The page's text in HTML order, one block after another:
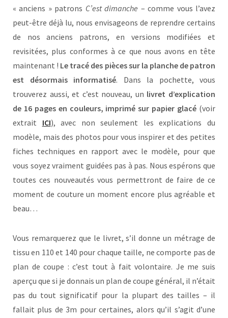
« anciens » patrons C’est dimanche – comme vous l’avez
peut-être déjà lu, nous envisageons de reprendre certains
de nos anciens patrons, en versions modifiées et
revisitées, plus conformes à ce que nous avons en tête
maintenant ! Le tracé des pièces sur la planche de patron
est désormais informatisé. Dans la pochette, vous
trouverez aussi, et c’est nouveau, un livret d’explication
de 16 pages en couleurs, imprimé sur papier glacé (voir
extrait
ICI), avec non seulement les explications du
modèle, mais des photos pour vous inspirer et des petites
fiches techniques en rapport avec le modèle, pour que
vous soyez vraiment guidées pas à pas. Nous espérons que
toutes ces nouveautés vous permettront de faire de ce
moment de couture un moment encore plus agréable et
beau…
Vous remarquerez que le livret, s’il donne un métrage de
tissu en 110 et 140 pour chaque taille, ne comporte pas de
plan de coupe : c’est tout à fait volontaire. Je me suis
aperçu que si je donnais un plan de coupe général, il n’était
pas du tout significatif pour la plupart des tailles – il
fallait plus de 3m pour certaines, alors qu’il s’agit d’une